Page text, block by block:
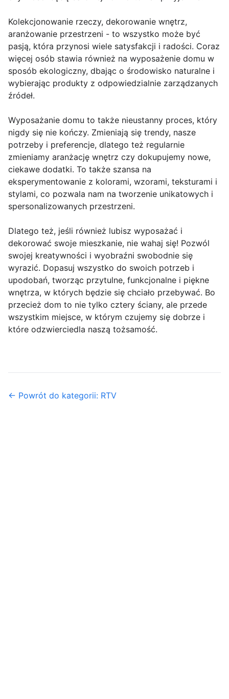
Kolekcjonowanie rzeczy, dekorowanie wnętrz,
aranżowanie przestrzeni - to wszystko może być
pasją, która przynosi wiele satysfakcji i radości. Coraz
więcej osób stawia również na wyposażenie domu w
sposób ekologiczny, dbając o środowisko naturalne i
wybierając produkty z odpowiedzialnie zarządzanych
źródeł.
Wyposażanie domu to także nieustanny proces, który
nigdy się nie kończy. Zmieniają się trendy, nasze
potrzeby i preferencje, dlatego też regularnie
zmieniamy aranżację wnętrz czy dokupujemy nowe,
ciekawe dodatki. To także szansa na
eksperymentowanie z kolorami, wzorami, teksturami i
stylami, co pozwala nam na tworzenie unikatowych i
spersonalizowanych przestrzeni.
Dlatego też, jeśli również lubisz wyposażać i
dekorować swoje mieszkanie, nie wahaj się! Pozwól
swojej kreatywności i wyobraźni swobodnie się
wyrazić. Dopasuj wszystko do swoich potrzeb i
upodobań, tworząc przytulne, funkcjonalne i piękne
wnętrza, w których będzie się chciało przebywać. Bo
przecież dom to nie tylko cztery ściany, ale przede
wszystkim miejsce, w którym czujemy się dobrze i
które odzwierciedla naszą tożsamość.
← Powrót do kategorii: RTV